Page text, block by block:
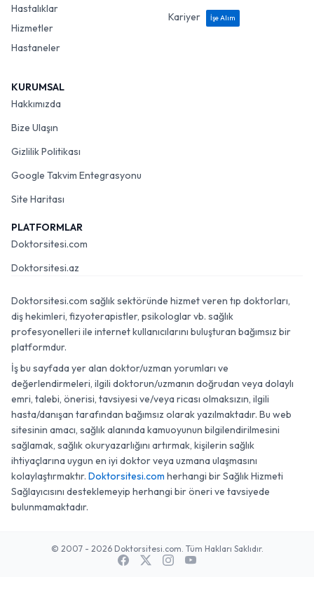
Hastalıklar
Hizmetler
Hastaneler
Kariyer
İşe Alım
KURUMSAL
Hakkımızda
Bize Ulaşın
Gizlilik Politikası
Google Takvim Entegrasyonu
Site Haritası
PLATFORMLAR
Doktorsitesi.com
Doktorsitesi.az
Doktorsitesi.com sağlık sektöründe hizmet veren tıp doktorları,
diş hekimleri, fizyoterapistler, psikologlar vb. sağlık
profesyonelleri ile internet kullanıcılarını buluşturan bağımsız bir
platformdur.
İş bu sayfada yer alan doktor/uzman yorumları ve
değerlendirmeleri, ilgili doktorun/uzmanın doğrudan veya dolaylı
emri, talebi, önerisi, tavsiyesi ve/veya ricası olmaksızın, ilgili
hasta/danışan tarafından bağımsız olarak yazılmaktadır. Bu web
sitesinin amacı, sağlık alanında kamuoyunun bilgilendirilmesini
sağlamak, sağlık okuryazarlığını artırmak, kişilerin sağlık
ihtiyaçlarına uygun en iyi doktor veya uzmana ulaşmasını
kolaylaştırmaktır. Doktorsitesi.com herhangi bir Sağlık Hizmeti
Sağlayıcısını desteklemeyip herhangi bir öneri ve tavsiyede
bulunmamaktadır.
© 2007 - 2026 Doktorsitesi.com. Tüm Hakları Saklıdır.